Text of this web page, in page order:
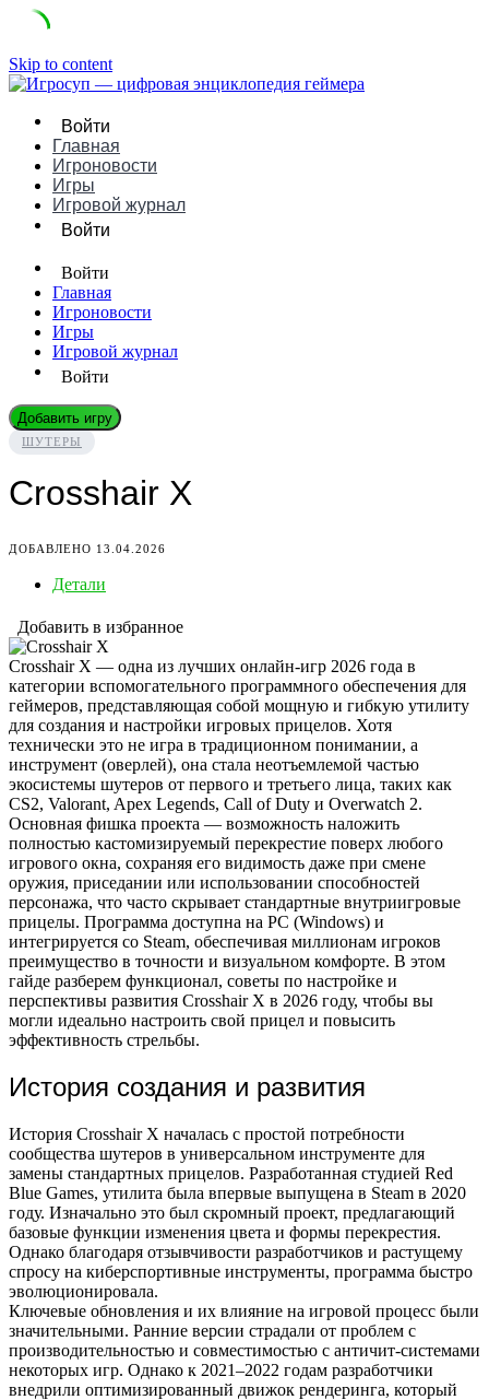
Skip to content
Войти
Главная
Игроновости
Игры
Игровой журнал
Войти
Войти
Главная
Игроновости
Игры
Игровой журнал
Войти
Добавить игру
ШУТЕРЫ
Crosshair X
ДОБАВЛЕНО 13.04.2026
Детали
Добавить в избранное
Crosshair X — одна из лучших онлайн-игр 2026 года в
категории вспомогательного программного обеспечения для
геймеров, представляющая собой мощную и гибкую утилиту
для создания и настройки игровых прицелов. Хотя
технически это не игра в традиционном понимании, а
инструмент (оверлей), она стала неотъемлемой частью
экосистемы шутеров от первого и третьего лица, таких как
CS2, Valorant, Apex Legends, Call of Duty и Overwatch 2.
Основная фишка проекта — возможность наложить
полностью кастомизируемый перекрестие поверх любого
игрового окна, сохраняя его видимость даже при смене
оружия, приседании или использовании способностей
персонажа, что часто скрывает стандартные внутриигровые
прицелы. Программа доступна на PC (Windows) и
интегрируется со Steam, обеспечивая миллионам игроков
преимущество в точности и визуальном комфорте. В этом
гайде разберем функционал, советы по настройке и
перспективы развития Crosshair X в 2026 году, чтобы вы
могли идеально настроить свой прицел и повысить
эффективность стрельбы.
История создания и развития
История Crosshair X началась с простой потребности
сообщества шутеров в универсальном инструменте для
замены стандартных прицелов. Разработанная студией Red
Blue Games, утилита была впервые выпущена в Steam в 2020
году. Изначально это был скромный проект, предлагающий
базовые функции изменения цвета и формы перекрестия.
Однако благодаря отзывчивости разработчиков и растущему
спросу на киберспортивные инструменты, программа быстро
эволюционировала.
Ключевые обновления и их влияние на игровой процесс были
значительными. Ранние версии страдали от проблем с
производительностью и совместимостью с античит-системами
некоторых игр. Однако к 2021–2022 годам разработчики
внедрили оптимизированный движок рендеринга, который